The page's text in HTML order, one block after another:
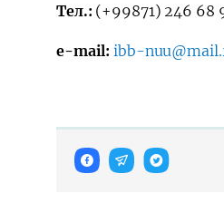
Тел.: (+99871) 246 68
e-mail: ibb-